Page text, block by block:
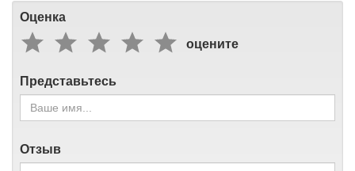
Оценка
оцените
Представьтесь
Отзыв